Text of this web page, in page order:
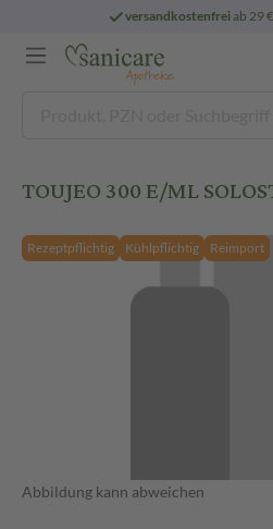
versandkostenfreiab 29
TOUJEO 300 E/ML
Rezeptpflichtig Kühlpflichtig Reimport
Abbildung kann abweichen